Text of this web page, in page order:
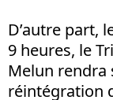
D’autre part,
9 heures, le
Melun rendra
réintégration